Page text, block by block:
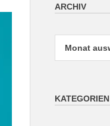
ARCHIV
KATEGORIEN